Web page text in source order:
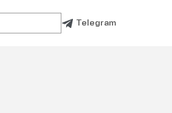
Telegram